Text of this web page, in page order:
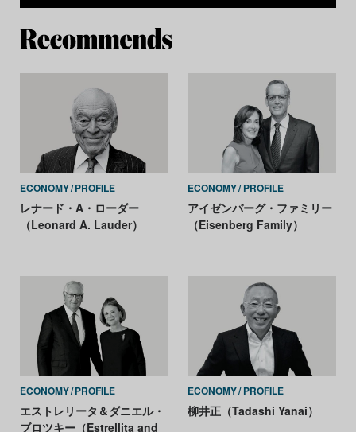
ECONOMY PROFILE
レナード・A・ローダー
（Leonard A. Lauder）
ECONOMY PROFILE
アイゼンバーグ・ファミリー
（Eisenberg Family）
ECONOMY PROFILE
エストレリータ＆ダニエル・
ブロツキー（Estrellita and
ECONOMY PROFILE
柳井正（Tadashi Yanai）